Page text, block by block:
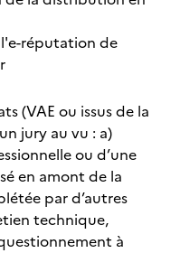
réputation de
(VAE ou issus de la
jury au vu : a)
ou d’une
en amont de la
par d’autres
technique,
à